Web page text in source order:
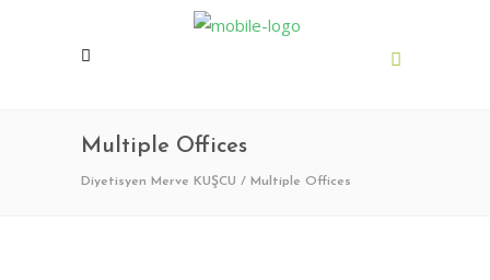
Multiple Offices
Diyetisyen Merve KUŞCU / Multiple Offices